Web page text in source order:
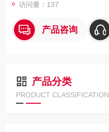
访问量：137
产品咨询
产品分类
PRODUCT CLASSIFICATION